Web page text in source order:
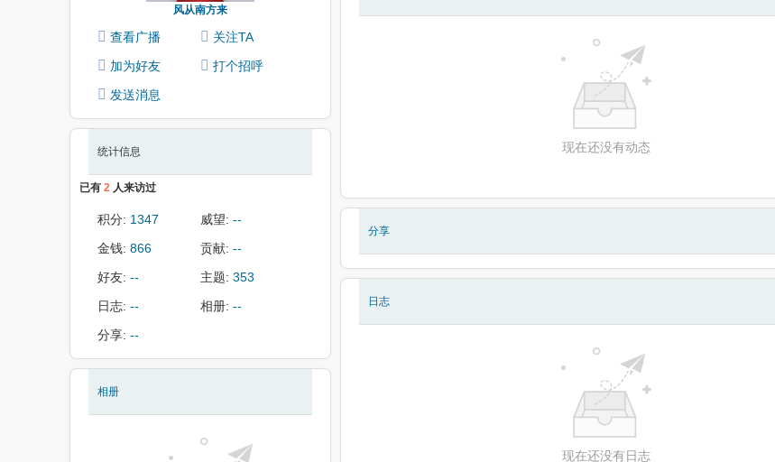
风从南方来
查看广播
关注TA
加为好友
打个招呼
发送消息
统计信息
已有 2 人来访过
积分: 1347 威望: --
金钱: 866 贡献: --
好友: -- 主题: 353
日志: -- 相册: --
分享: --
相册
现在还没有动态
分享
日志
现在还没有日志